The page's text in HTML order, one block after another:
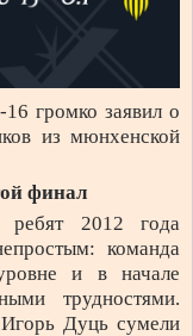
громко заявил о
из мюнхенской
финал
2012 года
команда
и в начале
трудностями.
Дуць сумели